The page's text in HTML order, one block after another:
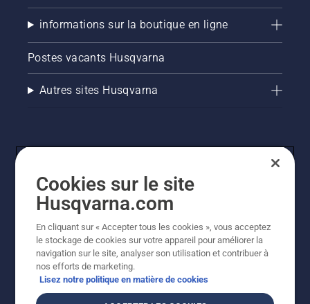
informations sur la boutique en ligne
Postes vacants Husqvarna
Autres sites Husqvarna
© Husqvarna AB (publ). Tous droits réservés. Les prix
indiqués sont des prix de vente conseillés. Tous les prix
indiqués sont des prix de vente recommandés (TVA
incluse), sauf si le produit est disponible pour un achat
direct.
Cookies sur le site
Husqvarna.com
En cliquant sur « Accepter tous les cookies », vous acceptez
le stockage de cookies sur votre appareil pour améliorer la
navigation sur le site, analyser son utilisation et contribuer à
nos efforts de marketing.
Lisez notre politique en matière de cookies